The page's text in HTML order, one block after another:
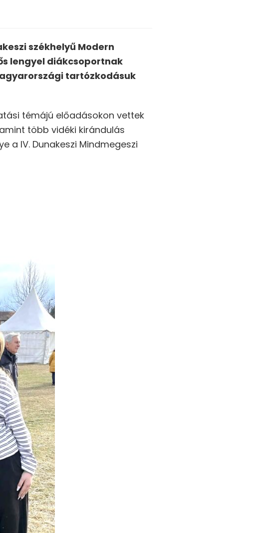
székhelyű Modern
lengyel diákcsoportnak
tartózkodásuk
témájú előadásokon vettek
több vidéki kirándulás
a IV. Dunakeszi Mindmegeszi